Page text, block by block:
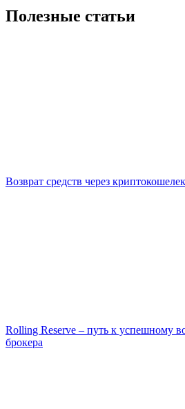
Полезные статьи
Возврат средств через криптокошелек
Rolling Reserve – путь к успешному
брокера